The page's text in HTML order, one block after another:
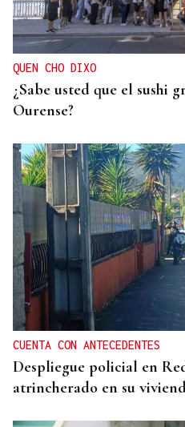
La Justicia marroquí
organizar los cruces
QUEN CHO DIXO
¿Sabe usted que el sushi
Ourense?
CUENTA CON ANTECEDENTES
Despliegue policial en
atrincherado en su